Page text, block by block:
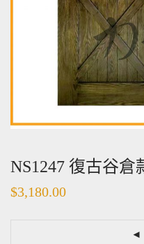
NS1247 復古谷倉
$3,180.00